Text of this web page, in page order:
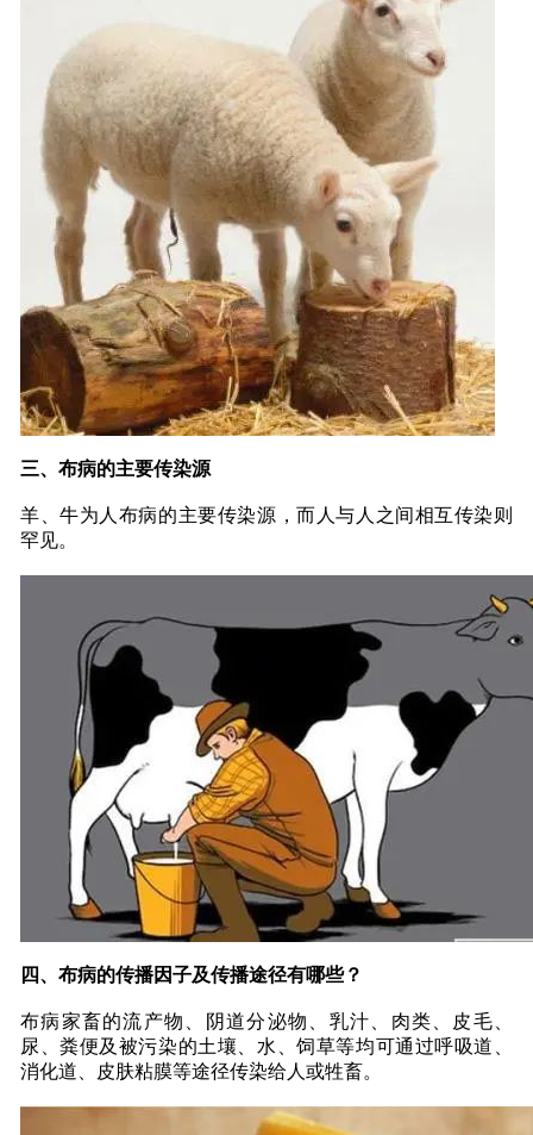
三、布病的主要传染源
羊、牛为人布病的主要传染源，而人与人之间相互传染则
罕见。
四、布病的传播因子及传播途径有哪些？
布病家畜的流产物、阴道分泌物、乳汁、肉类、皮毛、
尿、粪便及被污染的土壤、水、饲草等均可通过呼吸道、
消化道、皮肤粘膜等途径传染给人或牲畜。